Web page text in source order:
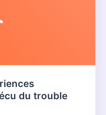
du trouble